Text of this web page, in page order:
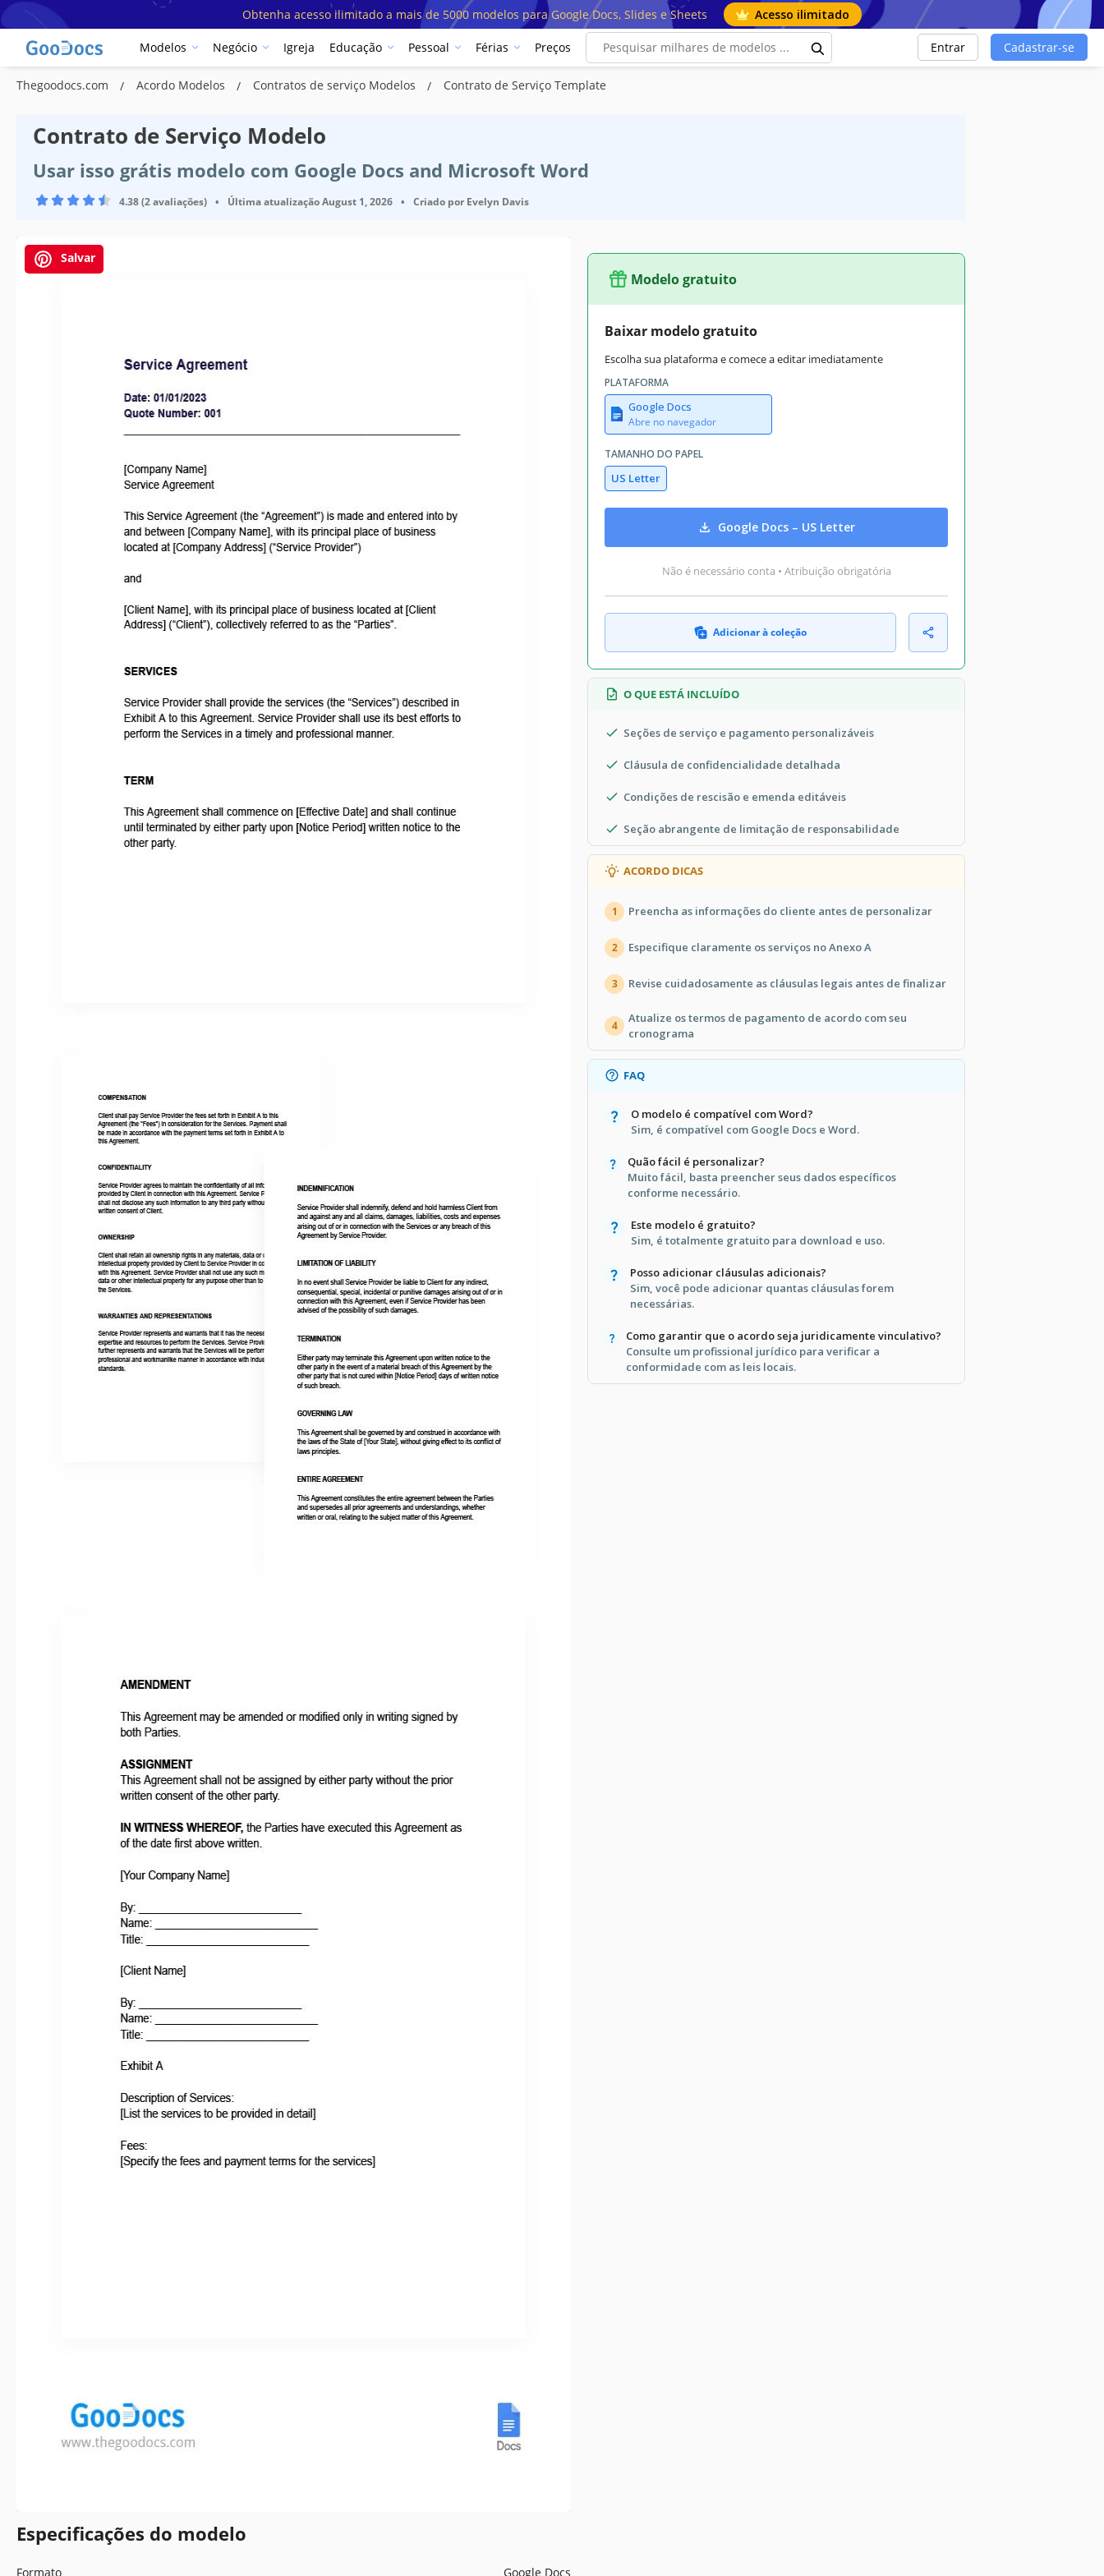
Obtenha acesso ilimitado a mais de 5000 modelos para Google Docs, Slides e Sheets Acesso ilimitado
Modelos Negócio Igreja Educação Pessoal Férias Preços Entrar Cadastrar-se
Thegoodocs.com Acordo Modelos Contratos de serviço Modelos Contrato de Serviço Template
Contrato de Serviço Modelo
Usar isso grátis modelo com Google Docs and Microsoft Word
4.38 (2 avaliações) • Última atualizaçãoAugust 1, 2026 • Criado por Evelyn Davis
Salvar
Especificações do modelo
Formato Google Docs
Modelo gratuito
Baixar modelo gratuito
Escolha sua plataforma e comece a editar imediatamente
PLATAFORMA
Google Docs
Abre no navegador
TAMANHO DO PAPEL
US Letter
Google Docs – US Letter
Não é necessário conta • Atribuição obrigatória
Adicionar à coleção
O QUE ESTÁ INCLUÍDO
Seções de serviço e pagamento personalizáveis
Cláusula de confidencialidade detalhada
Condições de rescisão e emenda editáveis
Seção abrangente de limitação de responsabilidade
ACORDO DICAS
1 Preencha as informações do cliente antes de personalizar
2 Especifique claramente os serviços no Anexo A
3 Revise cuidadosamente as cláusulas legais antes de finalizar
4
Atualize os termos de pagamento de acordo com seu
cronograma
FAQ
O modelo é compatível com Word?
Sim, é compatível com Google Docs e Word.
Quão fácil é personalizar?
Muito fácil, basta preencher seus dados específicos
conforme necessário.
Este modelo é gratuito?
Sim, é totalmente gratuito para download e uso.
Posso adicionar cláusulas adicionais?
Sim, você pode adicionar quantas cláusulas forem
necessárias.
Como garantir que o acordo seja juridicamente vinculativo?
Consulte um profissional jurídico para verificar a
conformidade com as leis locais.